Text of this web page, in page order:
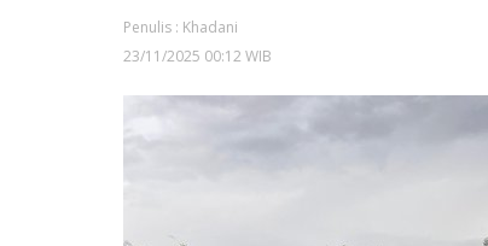
Penulis : Khadani
23/11/2025 00:12 WIB